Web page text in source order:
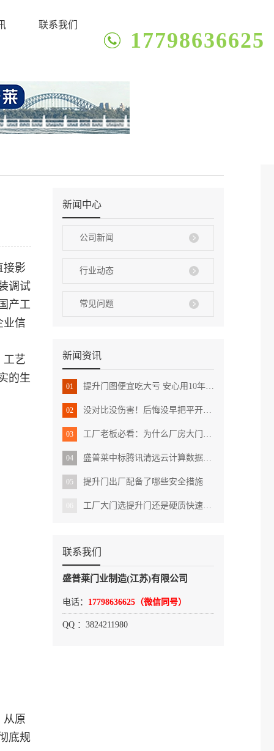
联系我们
17798636625
新闻中心
公司新闻
行业动态
常见问题
新闻资讯
01 提升门图便宜吃大亏 安心用10年需关注这三点
02 没对比没伤害！后悔没早把平开门升级成提升门
03 工厂老板必看：为什么厂房大门要选提升门而不是平开门？
04 盛普莱中标腾讯清远云计算数据中心项目快速门
05 提升门出厂配备了哪些安全措施
工厂大门选提升门还是硬质快速门？跟着盛普莱门业一探究竟
联系我们
盛普莱门业制造(江苏)有限公司
电话： 17798636625（微信同号）
QQ ：3824211980
接影
调试
产工
业信
工艺
的生
从原
底规